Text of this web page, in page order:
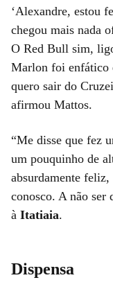
‘Alexandre, estou
chegou mais nada
O Red Bull sim,
Marlon foi enfático
quero sair do
afirmou Mattos.
“Me disse que fez
um pouquinho de
absurdamente
conosco. A não ser
à Itatiaia.
Dispensa